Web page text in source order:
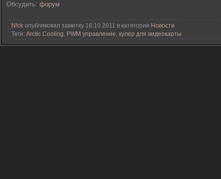
Обсудить: форум
N!ck опубликовал заметку 18.10.2011 в категории Новости
Теги: Arctic Cooling, PWM управление, кулер для видеокарты